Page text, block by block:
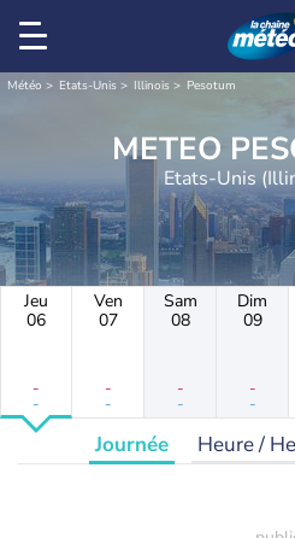
Météo Etats-Unis Illinois Pesotum
Etats-Unis
Jeu
06
-
-
Ven
07
-
-
Sam
08
-
-
Dim
09
-
-
Journée Heure /